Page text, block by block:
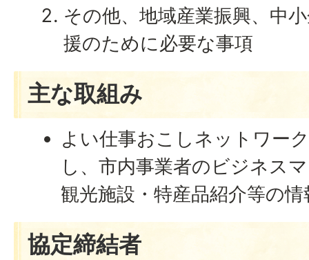
その他、地域産業振興、中
援のために必要な事項
主な取組み
よい仕事おこしネットワー
し、市内事業者のビジネス
観光施設・特産品紹介等の
協定締結者